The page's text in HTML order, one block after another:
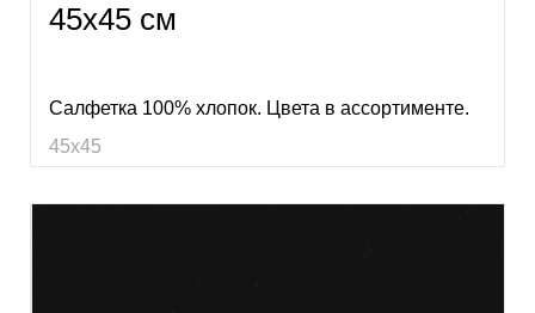
45х45 см
Салфетка 100% хлопок. Цвета в ассортименте.
45х45